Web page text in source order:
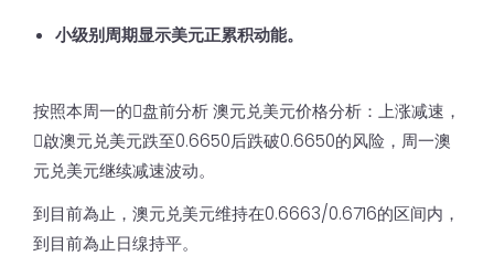
小级别周期显示美元正累积动能。
按照本周一的𫔭盘前分析 澳元兑美元价格分析：上涨减速，
𫔭啟澳元兑美元跌至0.6650后跌破0.6650的风险，周一澳
元兑美元继续减速波动。
到目前為止，澳元兑美元维持在0.6663/0.6716的区间内，
到目前為止日缐持平。